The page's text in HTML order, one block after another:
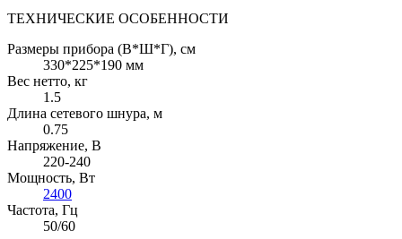
ТЕХНИЧЕСКИЕ ОСОБЕННОСТИ
Размеры прибора (В*Ш*Г), см
330*225*190 мм
Вес нетто, кг
1.5
Длина сетевого шнура, м
0.75
Напряжение, В
220-240
Мощность, Вт
2400
Частота, Гц
50/60